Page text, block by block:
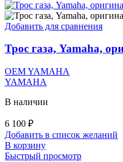
Добавить для сравнения
Трос газа, Yamaha,
OEM YAMAHA
YAMAHA
В наличии
6 100 ₽
Добавить в список желаний
В корзину
Быстрый просмотр